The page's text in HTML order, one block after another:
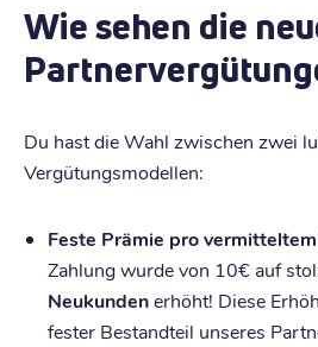
Wie sehen die
Du hast die Wahl zwischen zwei
Vergütungsmodellen:
Feste Prämie pro
Zahlung wurde von 10€ auf
Neukundenerhöht! Diese
fester Bestandteil unseres